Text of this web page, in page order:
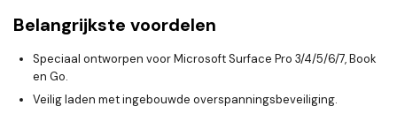
Belangrijkste voordelen
Speciaal ontworpen voor Microsoft Surface Pro 3/4/5/6/7, Book
en Go.
Veilig laden met ingebouwde overspanningsbeveiliging.